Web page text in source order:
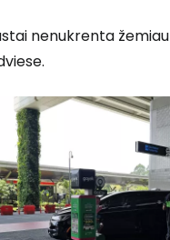
nenukrenta žemiau
su Google
su Facebook
el. paštu